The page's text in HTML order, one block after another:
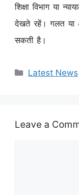
शिक्षा विभाग या
देखते रहें। गलत या
सकती है।
Categories
Latest News
Leave a